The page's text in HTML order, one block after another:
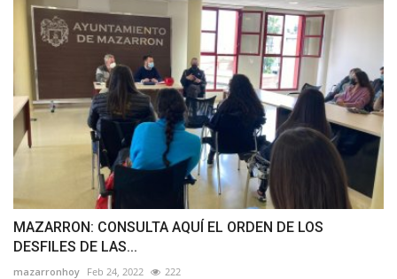
MAZARRON: CONSULTA AQUÍ EL ORDEN DE LOS
DESFILES DE LAS...
mazarronhoy Feb 24, 2022 222